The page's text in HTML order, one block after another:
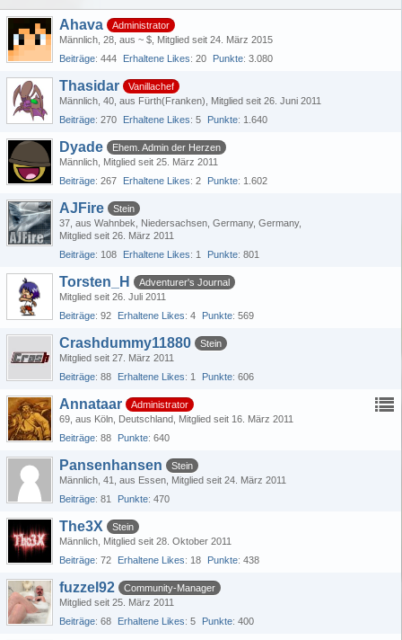
Ahava
Administrator
Männlich 28 aus ~ $ Mitglied seit 24. März 2015
Beiträge 444 Erhaltene Likes 20 Punkte 3.080
Thasidar
Vanillachef
Männlich 40 aus Fürth(Franken)
Mitglied seit 26. Juni 2011
Beiträge 270 Erhaltene Likes 5 Punkte 1.640
Dyade
Ehem. Admin der Herzen
Männlich Mitglied seit 25. März 2011
Beiträge 267 Erhaltene Likes 2 Punkte 1.602
AJFire
Stein
37 aus Wahnbek, Niedersachsen, Germany, Germany
Mitglied seit 26. März 2011
Beiträge 108 Erhaltene Likes 1 Punkte 801
Torsten_H
Adventurer's Journal
Mitglied seit 26. Juli 2011
Beiträge 92 Erhaltene Likes 4 Punkte 569
Crashdummy11880
Stein
Mitglied seit 27. März 2011
Beiträge 88 Erhaltene Likes 1 Punkte 606
Annataar
Administrator
69 aus Köln, Deutschland Mitglied seit 16. März 2011
Beiträge 88 Punkte 640
Pansenhansen
Stein
Männlich 41 aus Essen Mitglied seit 24. März 2011
Beiträge 81 Punkte 470
The3X
Stein
Männlich Mitglied seit 28. Oktober 2011
Beiträge 72 Erhaltene Likes 18 Punkte 438
fuzzel92
Community-Manager
Mitglied seit 25. März 2011
Beiträge 68 Erhaltene Likes 5 Punkte 400